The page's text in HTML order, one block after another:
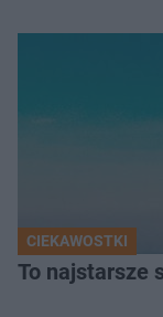
CIEKAWOSTKI
To najstarsze